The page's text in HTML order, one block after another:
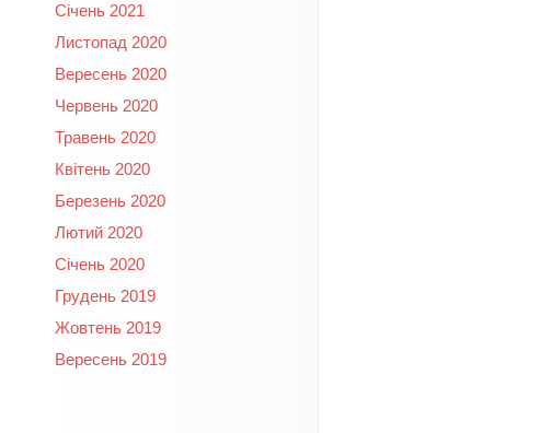
Січень 2021
Листопад 2020
Вересень 2020
Червень 2020
Травень 2020
Квітень 2020
Березень 2020
Лютий 2020
Січень 2020
Грудень 2019
Жовтень 2019
Вересень 2019